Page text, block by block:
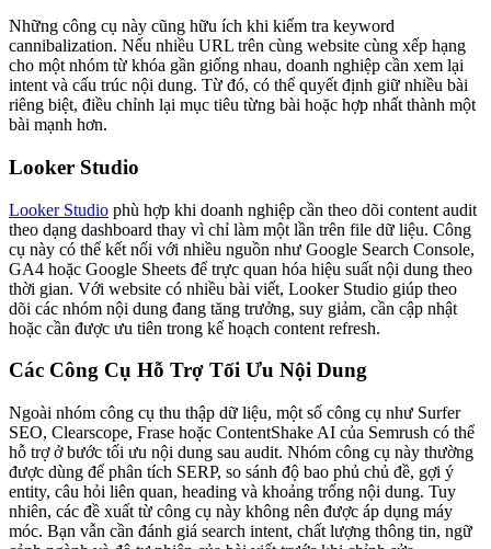
Những công cụ này cũng hữu ích khi kiểm tra keyword
cannibalization. Nếu nhiều URL trên cùng website cùng xếp hạng
cho một nhóm từ khóa gần giống nhau, doanh nghiệp cần xem lại
intent và cấu trúc nội dung. Từ đó, có thể quyết định giữ nhiều bài
riêng biệt, điều chỉnh lại mục tiêu từng bài hoặc hợp nhất thành một
bài mạnh hơn.
Looker Studio
Looker Studio phù hợp khi doanh nghiệp cần theo dõi content audit
theo dạng dashboard thay vì chỉ làm một lần trên file dữ liệu. Công
cụ này có thể kết nối với nhiều nguồn như Google Search Console,
GA4 hoặc Google Sheets để trực quan hóa hiệu suất nội dung theo
thời gian. Với website có nhiều bài viết, Looker Studio giúp theo
dõi các nhóm nội dung đang tăng trưởng, suy giảm, cần cập nhật
hoặc cần được ưu tiên trong kế hoạch content refresh.
Các Công Cụ Hỗ Trợ Tối Ưu Nội Dung
Ngoài nhóm công cụ thu thập dữ liệu, một số công cụ như Surfer
SEO, Clearscope, Frase hoặc ContentShake AI của Semrush có thể
hỗ trợ ở bước tối ưu nội dung sau audit. Nhóm công cụ này thường
được dùng để phân tích SERP, so sánh độ bao phủ chủ đề, gợi ý
entity, câu hỏi liên quan, heading và khoảng trống nội dung. Tuy
nhiên, các đề xuất từ công cụ này không nên được áp dụng máy
móc. Bạn vẫn cần đánh giá search intent, chất lượng thông tin, ngữ